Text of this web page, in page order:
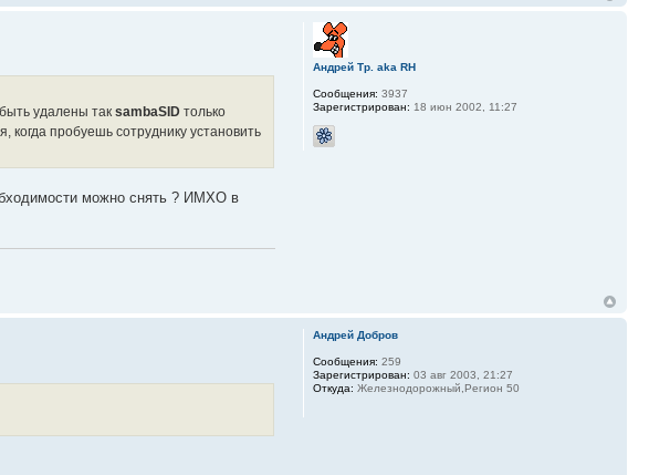
удалены так sambaSID только
пробуешь сотруднику установить
можно снять ? ИМХО в
Андрей Тр. aka RH
Сообщения: 3937
Зарегистрирован: 18 июн 2002, 11:27
Андрей Добров
Сообщения: 259
Зарегистрирован: 03 авг 2003, 21:27
Откуда: Железнодорожный,Регион 50